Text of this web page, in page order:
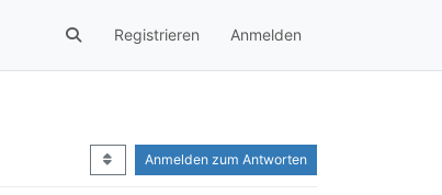
Registrieren Anmelden
Anmelden zum Antworten